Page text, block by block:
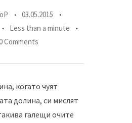
03.05.2015
Less than a minute
Comments
когато чуят
долина, си мислят
галещи очите